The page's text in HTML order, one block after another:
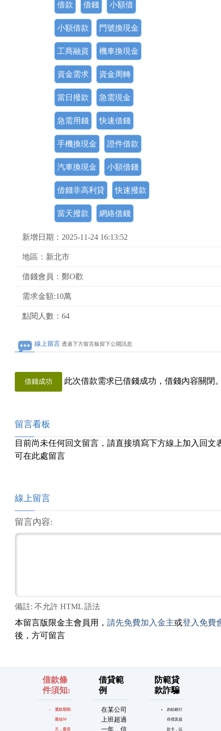
借款 借錢 小額借
小額借款 門號換現金
工商融資 機車換現金
資金需求 資金周轉
當日撥款 急需現金
急需用錢 快速借錢
手機換現金 證件借款
汽車換現金 小額借錢
借錢非高利貸 快速撥款
當天撥款 網絡借錢
新增日期：2025-11-24 16:13:52
地區：新北市
借錢會員：鄭O歡
需求金額:10萬
點閱人數：64
線上留言 透過下方留言板留下公開訊息
借錢成功 此次借款需求已借錢成功，借錢內容關閉
留言看板
目前尚未任何回文留言，請直接填寫下方線上加入回文
可在此處留言
線上留言
留言內容:
備註: 不允許 HTML 語法
本留言版限金主會員用， 請先免費加入金主或登入免費
後，方可留言
借款條
件須知:
還款期限:
最短90
天，最長
借貸範
例
在某公司
上班超過
一年，信
防範貸
款詐騙
勿給銀行
存摺及提
款卡，以